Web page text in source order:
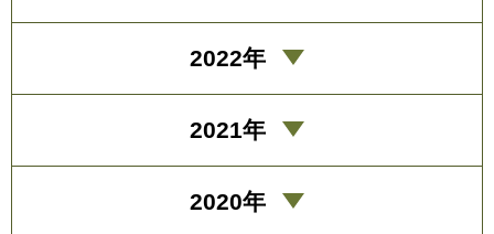
2022年
2021年
2020年